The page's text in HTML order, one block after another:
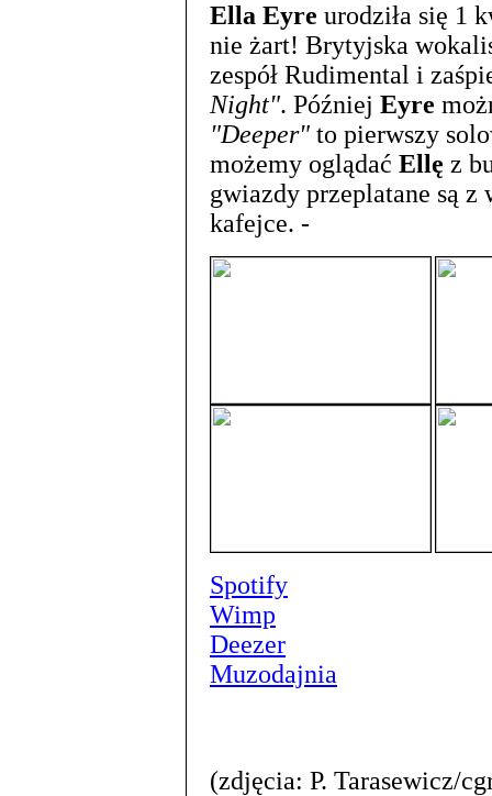
Ella Eyre urodziła się 1
nie żart! Brytyjska
zespół Rudimental i
Night". Później Eyre
"Deeper" to pierwszy
możemy oglądać Ellę z
gwiazdy przeplatane są
kafejce. -
Spotify
Wimp
Deezer
Muzodajnia
(zdjęcia: P. Tarasewicz/